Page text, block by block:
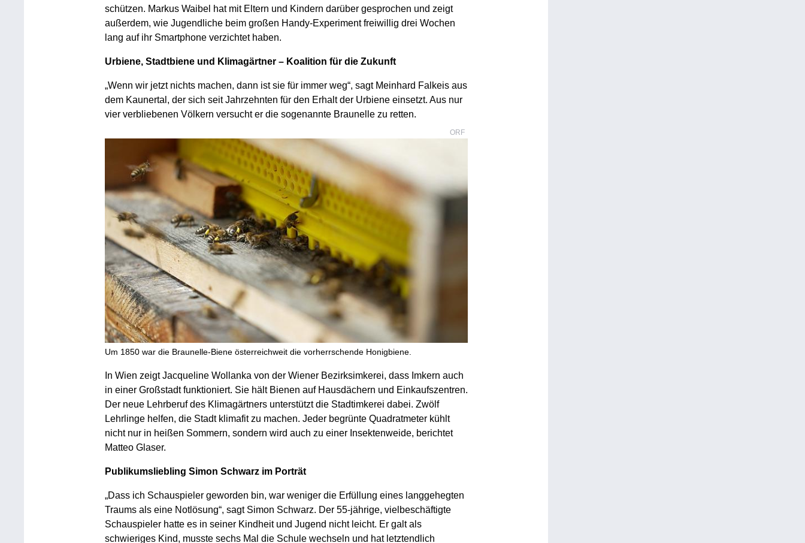
schützen. Markus Waibel hat mit Eltern und Kindern darüber gesprochen und zeigt
außerdem, wie Jugendliche beim großen Handy-Experiment freiwillig drei Wochen
lang auf ihr Smartphone verzichtet haben.
Urbiene, Stadtbiene und Klimagärtner – Koalition für die Zukunft
„Wenn wir jetzt nichts machen, dann ist sie für immer weg“, sagt Meinhard Falkeis aus
dem Kaunertal, der sich seit Jahrzehnten für den Erhalt der Urbiene einsetzt. Aus nur
vier verbliebenen Völkern versucht er die sogenannte Braunelle zu retten.
ORF
Um 1850 war die Braunelle-Biene österreichweit die vorherrschende Honigbiene.
In Wien zeigt Jacqueline Wollanka von der Wiener Bezirksimkerei, dass Imkern auch
in einer Großstadt funktioniert. Sie hält Bienen auf Hausdächern und Einkaufszentren.
Der neue Lehrberuf des Klimagärtners unterstützt die Stadtimkerei dabei. Zwölf
Lehrlinge helfen, die Stadt klimafit zu machen. Jeder begrünte Quadratmeter kühlt
nicht nur in heißen Sommern, sondern wird auch zu einer Insektenweide, berichtet
Matteo Glaser.
Publikumsliebling Simon Schwarz im Porträt
„Dass ich Schauspieler geworden bin, war weniger die Erfüllung eines langgehegten
Traums als eine Notlösung“, sagt Simon Schwarz. Der 55-jährige, vielbeschäftigte
Schauspieler hatte es in seiner Kindheit und Jugend nicht leicht. Er galt als
schwieriges Kind, musste sechs Mal die Schule wechseln und hat letztendlich